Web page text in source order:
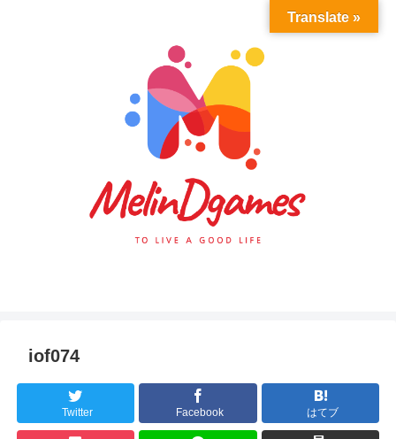
iof074
Twitter Facebook はてブ
Translate »